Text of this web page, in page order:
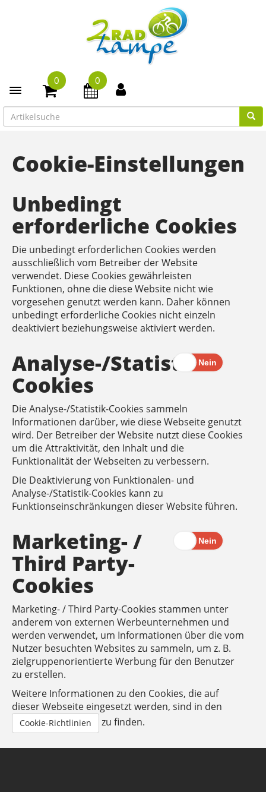
Toggle navigation
0 0
Cookie-Einstellungen
Unbedingt
erforderliche Cookies
Die unbedingt erforderlichen Cookies werden
ausschließlich vom Betreiber der Website
verwendet. Diese Cookies gewährleisten
Funktionen, ohne die diese Website nicht wie
vorgesehen genutzt werden kann. Daher können
unbedingt erforderliche Cookies nicht einzeln
deaktiviert beziehungsweise aktiviert werden.
Analyse-/Statistik-
Cookies
Die Analyse-/Statistik-Cookies sammeln
Informationen darüber, wie diese Webseite genutzt
wird. Der Betreiber der Website nutzt diese Cookies
um die Attraktivität, den Inhalt und die
Funktionalität der Webseiten zu verbessern.
Die Deaktivierung von Funktionalen- und
Analyse-/Statistik-Cookies kann zu
Funktionseinschränkungen dieser Website führen.
Marketing- /
Third Party-
Cookies
Marketing- / Third Party-Cookies stammen unter
anderem von externen Werbeunternehmen und
werden verwendet, um Informationen über die vom
Nutzer besuchten Websites zu sammeln, um z. B.
zielgruppenorientierte Werbung für den Benutzer
zu erstellen.
Weitere Informationen zu den Cookies, die auf
dieser Webseite eingesetzt werden, sind in den
Cookie-Richtlinien zu finden.